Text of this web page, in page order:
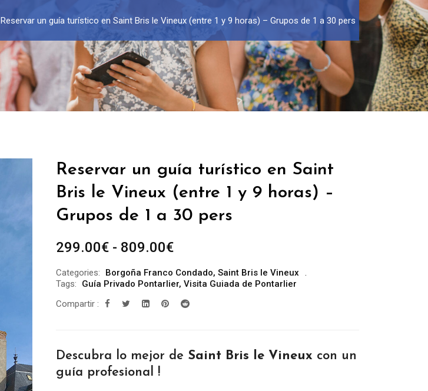
Reservar un guía turístico en Saint Bris le Vineux (entre 1 y 9 horas) – Grupos de 1 a 30 pers
Reservar un guía turístico en Saint
Bris le Vineux (entre 1 y 9 horas) –
Grupos de 1 a 30 pers
299.00€ - 809.00€Rango
precios:
desde
299.00€
809.00€
Categories: Borgoña Franco Condado, Saint Bris le Vineux
Tags:
Guía Privado Pontarlier, Visita Guiada de Pontarlier
Compartir :
Descubra lo mejor de Saint Bris le Vineux con un
guía profesional !